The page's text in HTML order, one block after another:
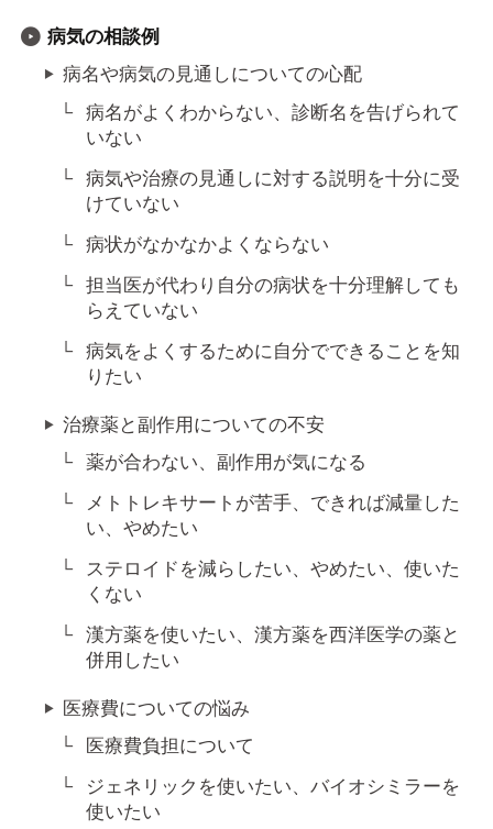
病気の相談例
病名や病気の見通しについての心配
病名がよくわからない、診断名を告げられて
いない
病気や治療の見通しに対する説明を十分に受
けていない
病状がなかなかよくならない
担当医が代わり自分の病状を十分理解しても
らえていない
病気をよくするために自分でできることを知
りたい
治療薬と副作用についての不安
薬が合わない、副作用が気になる
メトトレキサートが苦手、できれば減量した
い、やめたい
ステロイドを減らしたい、やめたい、使いた
くない
漢方薬を使いたい、漢方薬を西洋医学の薬と
併用したい
医療費についての悩み
医療費負担について
ジェネリックを使いたい、バイオシミラーを
使いたい